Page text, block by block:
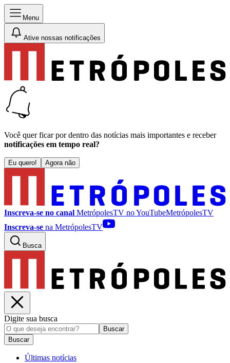
Menu
Ative nossas notificações
Você quer ficar por dentro das notícias mais importantes e receber
notificações em tempo real?
Eu quero! Agora não
Inscreva-se no canal MetrópolesTV noYouTubeMetrópolesTV
Inscreva-se na MetrópolesTV
Busca
Digite sua busca
Buscar
Buscar
Últimas notícias